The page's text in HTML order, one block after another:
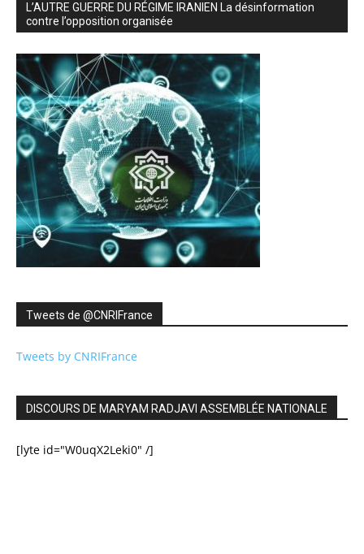
L’AUTRE GUERRE DU RÉGIME IRANIEN La désinformation
contre l’opposition organisée
Tweets de ‎@CNRIFrance
Tweets by CNRIFrance
DISCOURS DE MARYAM RADJAVI ASSEMBLÉE NATIONALE
[lyte id="W0uqX2Leki0" /]